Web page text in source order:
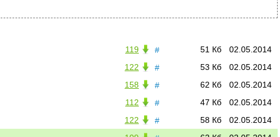
# 02.05.2014
51 Кб
119
#
02.05.2014
53 Кб
122
#
02.05.2014
62 Кб
158
#
02.05.2014
47 Кб
112
#
02.05.2014
58 Кб
122